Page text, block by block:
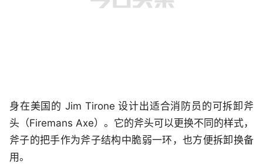
身在美国的 Jim Tirone 设计出适合消防员的可拆卸斧
头（Firemans Axe）。它的斧头可以更换不同的样式，
斧子的把手作为斧子结构中脆弱一环，也方便拆卸换备
用。